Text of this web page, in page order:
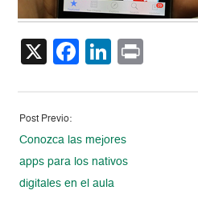
X Facebook
LinkedIn
Post Previo:
Conozca las mejores
apps para los nativos
digitales en el aula